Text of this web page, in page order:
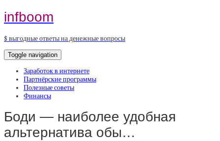
infboom
$ выгодные ответы на денежные вопросы
Toggle navigation
Заработок в интернете
Партнёрские программы
Полезные советы
Финансы
Боди — наиболее удобная
альтернатива обы…